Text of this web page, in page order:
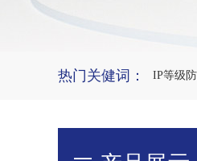
热门关健词： IP等级